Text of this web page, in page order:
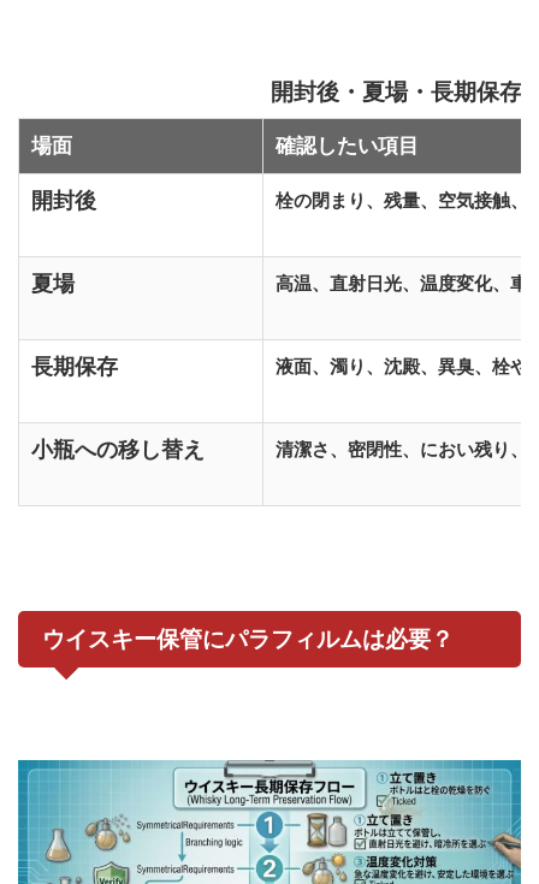
開封後・夏場・長期保存
場面 確認したい項目
開封後 栓の閉まり、残量、空気接触、
夏場 高温、直射日光、温度変化、車
長期保存 液面、濁り、沈殿、異臭、栓や
小瓶への移し替え 清潔さ、密閉性、におい残り、
ウイスキー保管にパラフィルムは必要？